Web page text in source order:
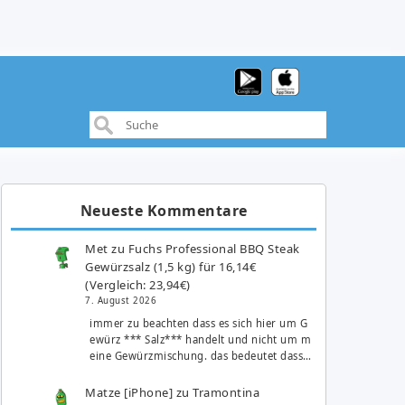
Neueste Kommentare
Met zu Fuchs Professional BBQ Steak
Gewürzsalz (1,5 kg) für 16,14€
(Vergleich: 23,94€)
7. August 2026
immer zu beachten dass es sich hier um G
ewürz *** Salz*** handelt und nicht um m
eine Gewürzmischung. das bedeutet dass…
Matze [iPhone] zuTramontina